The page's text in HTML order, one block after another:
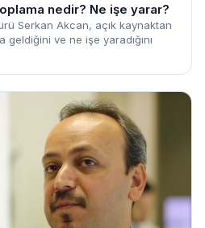
nedir? Ne işe yarar?
Serkan Akcan, açık kaynaktan
geldiğini ve ne işe yaradığını